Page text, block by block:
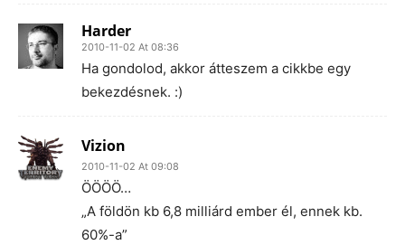
Harder
2010-11-02 At 08:36
Ha gondolod, akkor átteszem a cikkbe egy
bekezdésnek. :)
Vizion
2010-11-02 At 09:08
ÖÖÖÖ…
„A földön kb 6,8 milliárd ember él, ennek kb.
60%-a”